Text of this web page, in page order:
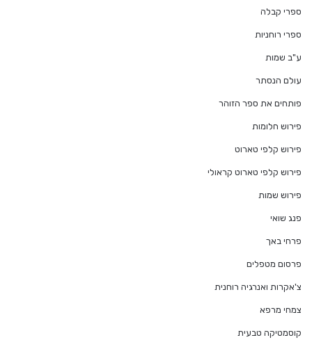
ספרי קבלה
ספרי רוחניות
ע"ב שמות
עולם הנסתר
פותחים את ספר הזוהר
פירוש חלומות
פירוש קלפי טארוט
פירוש קלפי טארוט קראולי
פירוש שמות
פנג שואי
פרחי באך
פרסום מטפלים
צ'אקרות ואנרגיה רוחנית
צמחי מרפא
קוסמטיקה טבעית